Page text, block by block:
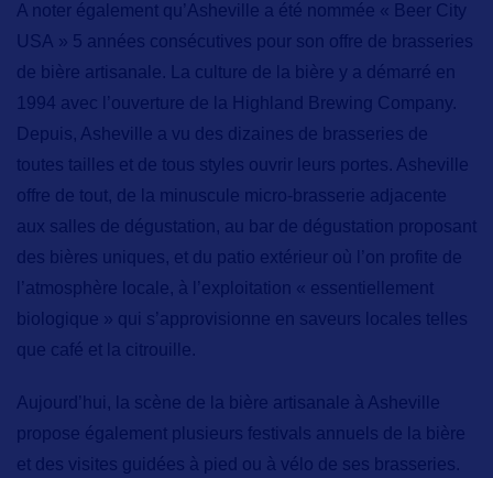
A noter également qu’Asheville a été nommée « Beer City
USA » 5 années consécutives pour son offre de brasseries
de bière artisanale. La culture de la bière y a démarré en
1994 avec l’ouverture de la Highland Brewing Company.
Depuis, Asheville a vu des dizaines de brasseries de
toutes tailles et de tous styles ouvrir leurs portes. Asheville
offre de tout, de la minuscule micro-brasserie adjacente
aux salles de dégustation, au bar de dégustation proposant
des bières uniques, et du patio extérieur où l’on profite de
l’atmosphère locale, à l’exploitation « essentiellement
biologique » qui s’approvisionne en saveurs locales telles
que café et la citrouille.
Aujourd’hui, la scène de la bière artisanale à Asheville
propose également plusieurs festivals annuels de la bière
et des visites guidées à pied ou à vélo de ses brasseries.